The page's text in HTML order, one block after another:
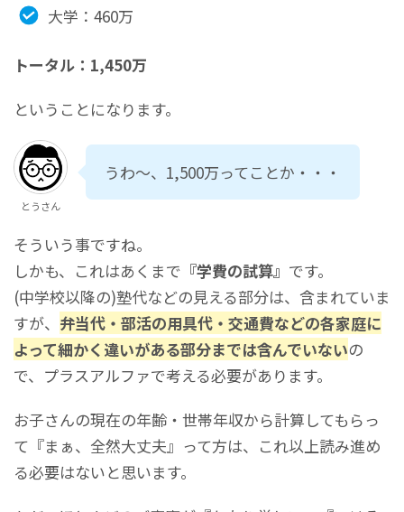
大学：460万
トータル：1,450万
ということになります。
とうさん
うわ～、1,500万ってことか・・・
そういう事ですね。
しかも、これはあくまで 『学費の試算』 です。
(中学校以降の)塾代などの見える部分は、含まれていま
すが、 弁当代・部活の用具代・交通費などの各家庭に
よって細かく違いがある部分までは含んでいないの
で、プラスアルファで考える必要があります。
お子さんの現在の年齢・世帯年収から計算してもらっ
て『まぁ、全然大丈夫』って方は、これ以上読み進め
る必要はないと思います。